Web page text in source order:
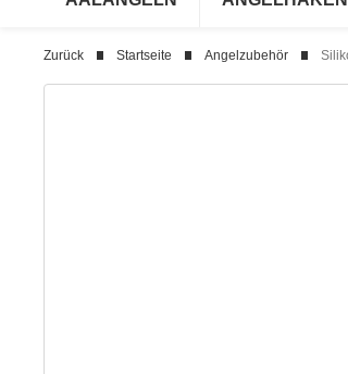
Zurück Startseite Angelzubehör